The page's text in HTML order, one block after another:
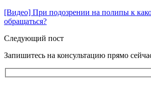
[Видео] При подозрении на полипы к
обращаться?
Следующий пост
Запишитесь на консультацию прямо